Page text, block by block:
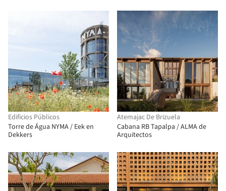
Edificios Públicos
Torre de Água NYMA / Eek en
Dekkers
Atemajac De Brizuela
Cabana RB Tapalpa / ALMA de
Arquitectos